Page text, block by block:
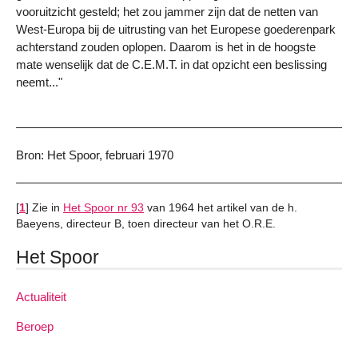
vooruitzicht gesteld; het zou jammer zijn dat de netten van
West-Europa bij de uitrusting van het Europese goederenpark
achterstand zouden oplopen. Daarom is het in de hoogste
mate wenselijk dat de C.E.M.T. in dat opzicht een beslissing
neemt..."
Bron: Het Spoor, februari 1970
[1] Zie in Het Spoor nr 93 van 1964 het artikel van de h.
Baeyens, directeur B, toen directeur van het O.R.E.
Het Spoor
Actualiteit
Beroep